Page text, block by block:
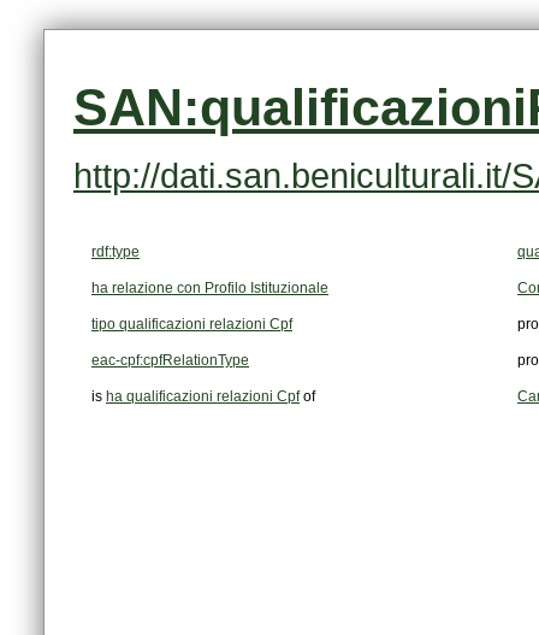
http://dati.san.beniculturali.it/
rdf:type
ha relazione con Profilo Istituzionale
tipo qualificazioni relazioni Cpf
eac-cpf:cpfRelationType
is ha qualificazioni relazioni Cpfof